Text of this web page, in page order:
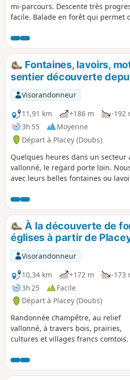
mi-parcours. Descente très
facile. Balade en forêt qui permet
avec les teintes automnales.
point (3), côté Routelle.
Fontaines, lavoirs,
sentier découverte
Visorandonneur
11,91 km
+186 m
-192
3h 55
Moyenne
Départ à Placey (Doubs)
Quelques heures dans un secteur
vallonné, le regard porte loin.
avec leurs belles fontaines ou
À la découverte de
églises à partir de
Visorandonneur
10,34 km
+172 m
-173
3h 25
Facile
Départ à Placey (Doubs)
Randonnée champêtre, au relief
vallonné, à travers bois, prairies,
cultures et villages francs comtois.